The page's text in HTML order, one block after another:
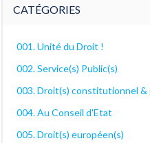
CATÉGORIES
001. Unité du Droit !
002. Service(s) Public(s)
003. Droit(s) constitutionnel &
004. Au Conseil d'Etat
005. Droit(s) européen(s)